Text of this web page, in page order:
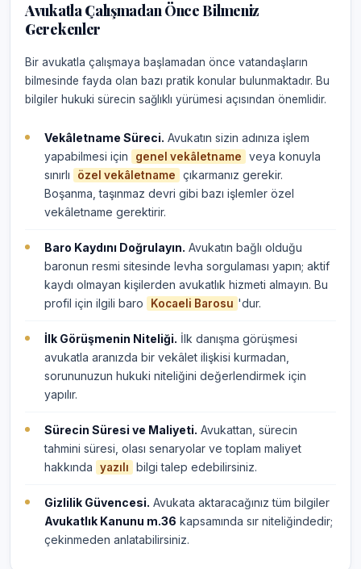
Avukatla Çalışmadan Önce Bilmeniz
Gerekenler
Bir avukatla çalışmaya başlamadan önce vatandaşların
bilmesinde fayda olan bazı pratik konular bulunmaktadır. Bu
bilgiler hukuki sürecin sağlıklı yürümesi açısından önemlidir.
Vekâletname Süreci. Avukatın sizin adınıza işlem
yapabilmesi için
genel vekâletname
veya konuyla
sınırlı
özel vekâletname
çıkarmanız gerekir.
Boşanma, taşınmaz devri gibi bazı işlemler özel
vekâletname gerektirir.
Baro Kaydını Doğrulayın. Avukatın bağlı olduğu
baronun resmi sitesinde levha sorgulaması yapın; aktif
kaydı olmayan kişilerden avukatlık hizmeti almayın. Bu
profil için ilgili baro
Kocaeli Barosu 'dur.
İlk Görüşmenin Niteliği. İlk danışma görüşmesi
avukatla aranızda bir vekâlet ilişkisi kurmadan,
sorununuzun hukuki niteliğini değerlendirmek için
yapılır.
Sürecin Süresi ve Maliyeti. Avukattan, sürecin
tahmini süresi, olası senaryolar ve toplam maliyet
hakkında
yazılı bilgi talep edebilirsiniz.
Gizlilik Güvencesi. Avukata aktaracağınız tüm bilgiler
Avukatlık Kanunu m.36 kapsamında sır niteliğindedir;
çekinmeden anlatabilirsiniz.